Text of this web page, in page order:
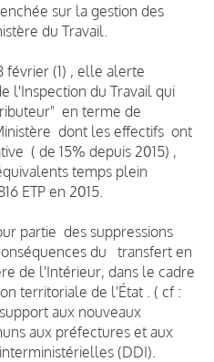
sur la gestion des
du Travail.
février (1) , elle alerte
l'Inspection du Travail qui
en terme de
dont les effectifs ont
( de 15% depuis 2015) ,
temps plein
ETP en 2015.
partie des suppressions
du transfert en
de l'Intérieur, dans le cadre
territoriale de l'État . ( cf :
aux nouveaux
aux préfectures et aux
(DDI).